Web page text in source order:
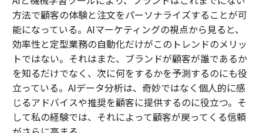
方法で顧客の体験と注文をパーソナライズすることが可
能になっている。AIマーケティングの視点から見ると、
効率性と定型業務の自動化だけがこのトレンドのメリッ
トではない。それはまた、ブランドが顧客が誰であるか
を知るだけでなく、次に何をするかを予測するのにも役
立っている。AIデータ分析は、奇妙ではなく個人的に感
じるアドバイスや推奨を顧客に提供するのに役立つ。そ
して私の経験では、それによって顧客が戻ってくる信頼